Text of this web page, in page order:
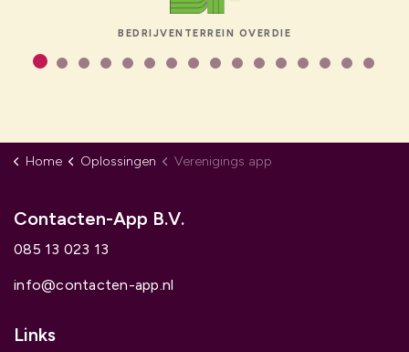
BEDRIJVENTERREIN OVERDIE
Home Oplossingen Verenigings app
Contacten-App B.V.
085 13 023 13
info@contacten-app.nl
Links